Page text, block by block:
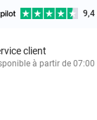
9,4
client
à partir de 07:00